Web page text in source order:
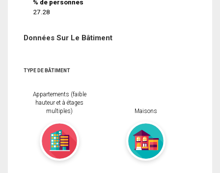
% de personnes
27.28
Données Sur Le Bâtiment
TYPE DE BÂTIMENT
Appartements (faible
hauteur et à étages
multiples)
Maisons